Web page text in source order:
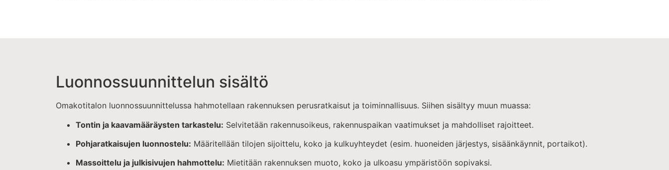
Luonnossuunnittelun sisältö
Omakotitalon luonnossuunnittelussa hahmotellaan rakennuksen perusratkaisut ja toiminnallisuus. Siihen sisältyy muun muassa:
Tontin ja kaavamääräysten tarkastelu: Selvitetään rakennusoikeus, rakennuspaikan vaatimukset ja mahdolliset rajoitteet.
Pohjaratkaisujen luonnostelu: Määritellään tilojen sijoittelu, koko ja kulkuyhteydet (esim. huoneiden järjestys, sisäänkäynnit, portaikot).
Massoittelu ja julkisivujen hahmottelu: Mietitään rakennuksen muoto, koko ja ulkoasu ympäristöön sopivaksi.